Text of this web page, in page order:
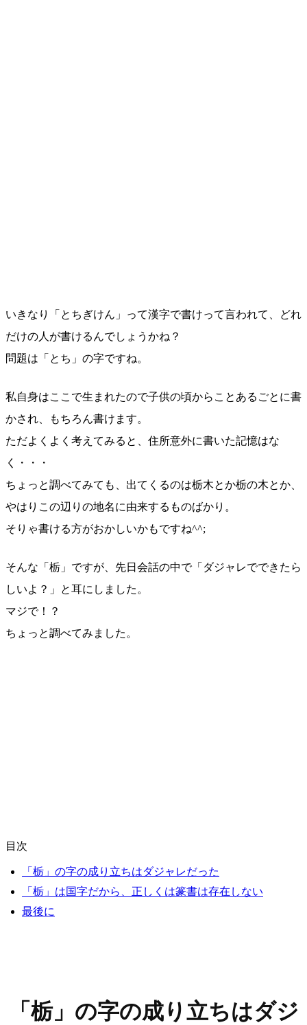
いきなり「とちぎけん」って漢字で書けって言われて、どれ
だけの人が書けるんでしょうかね？
問題は「とち」の字ですね。
私自身はここで生まれたので子供の頃からことあるごとに書
かされ、もちろん書けます。
ただよくよく考えてみると、住所意外に書いた記憶はな
く・・・
ちょっと調べてみても、出てくるのは栃木とか栃の木とか、
やはりこの辺りの地名に由来するものばかり。
そりゃ書ける方がおかしいかもですね^^;
そんな「栃」ですが、先日会話の中で「ダジャレでできたら
しいよ？」と耳にしました。
マジで！？
ちょっと調べてみました。
目次
「栃」の字の成り立ちはダジャレだった
「栃」は国字だから、正しくは篆書は存在しない
最後に
「栃」の字の成り立ちはダジ